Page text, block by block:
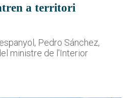
a territori
Pedro Sánchez,
ministre de l'Interior